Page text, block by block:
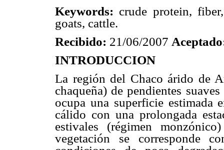
Keywords: crude protein, fiber,
goats, cattle.
Recibido: 21/06/2007
INTRODUCCION
La región del Chaco árido de
chaqueña) de pendientes
ocupa una superficie
cálido con una prolongada
estivales (régimen
vegetación se corresponde